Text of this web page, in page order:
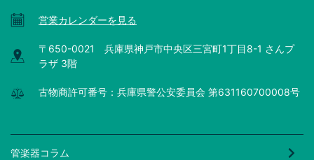
営業カレンダーを見る
〒650-0021 兵庫県神戸市中央区三宮町1丁目8-1 さんプ
ラザ 3階
古物商許可番号：兵庫県警公安委員会 第631160700008号
管楽器コラム